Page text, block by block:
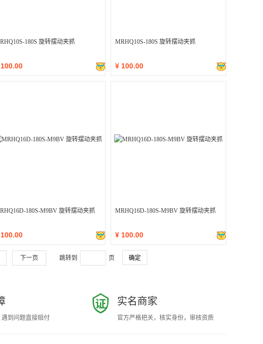
180S 旋转摆动夹抓
100.00
MRHQ10S-180S 旋转摆动夹抓
¥ 100.00
180S-M9BV 旋转摆动夹抓
100.00
MRHQ16D-180S-M9BV 旋转摆动夹抓
¥ 100.00
下一页 跳转到 页
到问题直接赔付
实名商家
官方严格把关，核实身份，审核资质